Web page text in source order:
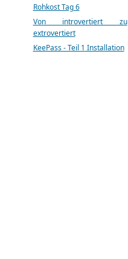
Rohkost Tag 6
Von introvertiert zu
extrovertiert
KeePass - Teil 1 Installation